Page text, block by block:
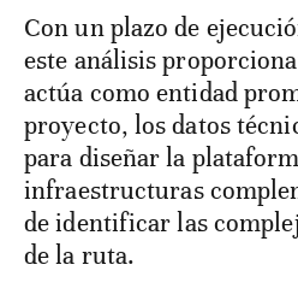
Con un plazo de ejecución de cinco meses,
este análisis
actúa como entidad
proyecto, los datos
para diseñar la
infraestructuras
de identificar las
de la ruta.